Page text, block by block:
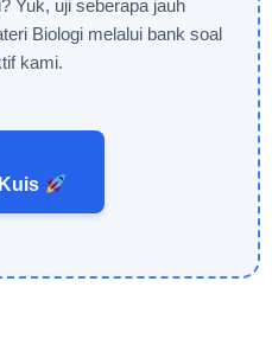
Yuk, uji seberapa jauh
Biologi melalui bank soal
kami.